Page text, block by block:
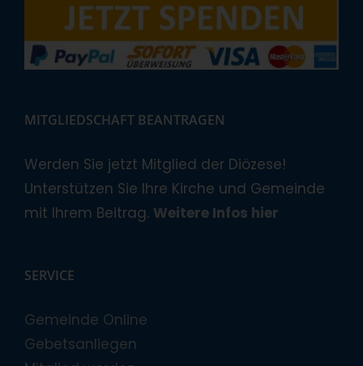
MITGLIEDSCHAFT BEANTRAGEN
Werden Sie jetzt Mitglied der Diözese!
Unterstützen Sie Ihre Kirche und Gemeinde
mit Ihrem Beitrag. Weitere Infos hier
SERVICE
Gemeinde Online
Gebetsanliegen